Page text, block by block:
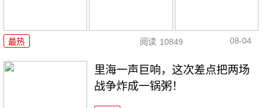
最热 阅读 10849 08-04
里海一声巨响，这次差点把两场
战争炸成一锅粥！